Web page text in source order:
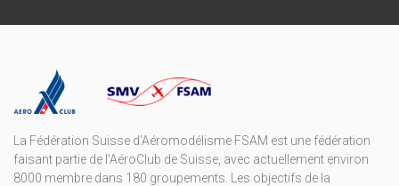
La Fédération Suisse d’Aéromodélisme FSAM est une fédération
faisant partie de l’AéroClub de Suisse, avec actuellement environ
8000 membre dans 180 groupements. Les objectifs de la